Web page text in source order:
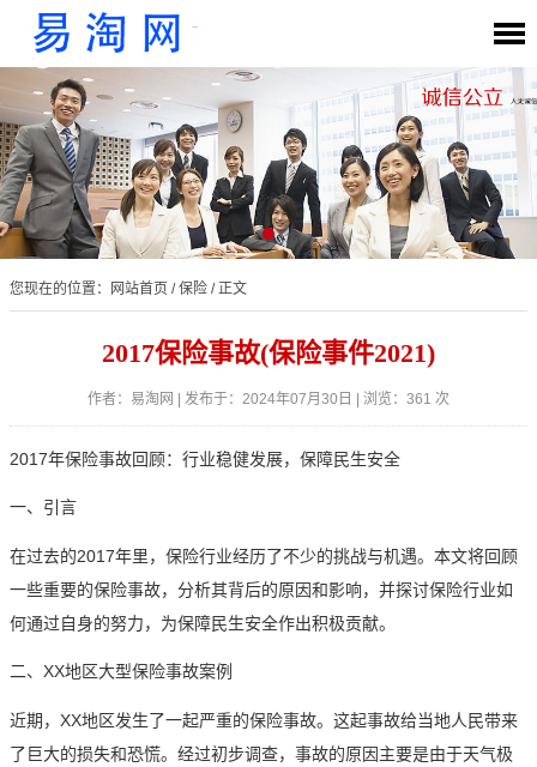
您现在的位置： 网站首页 /保险 / 正文
2017保险事故(保险事件2021)
作者：易淘网 | 发布于：2024年07月30日 | 浏览：361 次
2017年保险事故回顾：行业稳健发展，保障民生安全
一、引言
在过去的2017年里，保险行业经历了不少的挑战与机遇。本文将回顾
一些重要的保险事故，分析其背后的原因和影响，并探讨保险行业如
何通过自身的努力，为保障民生安全作出积极贡献。
二、XX地区大型保险事故案例
近期，XX地区发生了一起严重的保险事故。这起事故给当地人民带来
了巨大的损失和恐慌。经过初步调查，事故的原因主要是由于天气极